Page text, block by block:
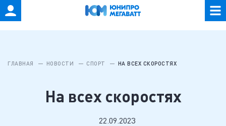
ГЛАВНАЯ НОВОСТИ СПОРТ НА ВСЕХ СКОРОСТЯХ
На всех скоростях
22.09.2023